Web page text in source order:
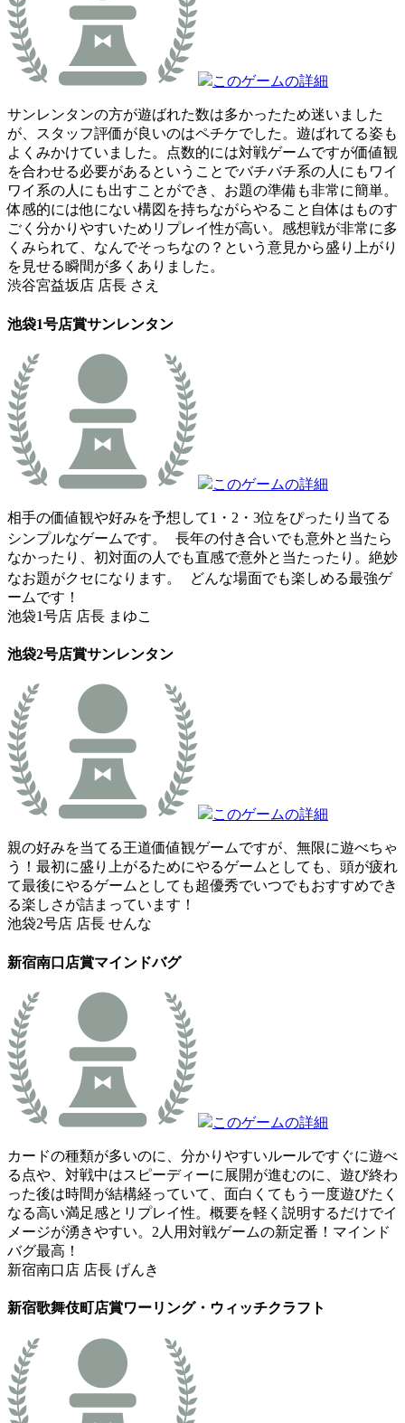
このゲームの詳細
サンレンタンの方が遊ばれた数は多かったため迷いました
が、スタッフ評価が良いのはペチケでした。遊ばれてる姿も
よくみかけていました。点数的には対戦ゲームですが価値観
を合わせる必要があるということでバチバチ系の人にもワイ
ワイ系の人にも出すことができ、お題の準備も非常に簡単。
体感的には他にない構図を持ちながらやること自体はものす
ごく分かりやすいためリプレイ性が高い。感想戦が非常に多
くみられて、なんでそっちなの？という意見から盛り上がり
を見せる瞬間が多くありました。
渋谷宮益坂店 店長 さえ
池袋1号店賞サンレンタン
このゲームの詳細
相手の価値観や好みを予想して1・2・3位をぴったり当てる
シンプルなゲームです。 長年の付き合いでも意外と当たら
なかったり、初対面の人でも直感で意外と当たったり。絶妙
なお題がクセになります。 どんな場面でも楽しめる最強ゲ
ームです！
池袋1号店 店長 まゆこ
池袋2号店賞サンレンタン
このゲームの詳細
親の好みを当てる王道価値観ゲームですが、無限に遊べちゃ
う！最初に盛り上がるためにやるゲームとしても、頭が疲れ
て最後にやるゲームとしても超優秀でいつでもおすすめでき
る楽しさが詰まっています！
池袋2号店 店長 せんな
新宿南口店賞マインドバグ
このゲームの詳細
カードの種類が多いのに、分かりやすいルールですぐに遊べ
る点や、対戦中はスピーディーに展開が進むのに、遊び終わ
った後は時間が結構経っていて、面白くてもう一度遊びたく
なる高い満足感とリプレイ性。概要を軽く説明するだけでイ
メージが湧きやすい。2人用対戦ゲームの新定番！マインド
バグ最高！
新宿南口店 店長 げんき
新宿歌舞伎町店賞ワーリング・ウィッチクラフト